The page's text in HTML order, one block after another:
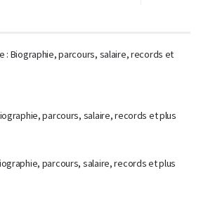
: Biographie, parcours, salaire, records et
parcours, salaire, records et plus
parcours, salaire, records et plus